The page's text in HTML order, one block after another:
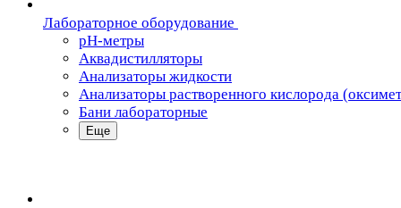
Лабораторное оборудование
pH-метры
Аквадистилляторы
Анализаторы жидкости
Анализаторы растворенного кислорода
Бани лабораторные
Еще